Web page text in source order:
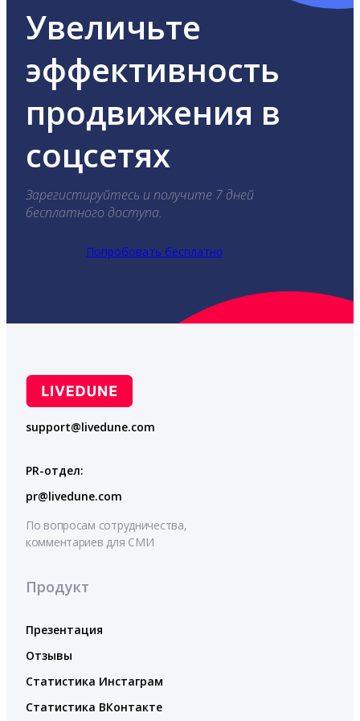
Увеличьте
эффективность
продвижения в
соцсетях
Зарегистируйтесь и получите 7 дней
бесплатного доступа.
Попробовать бесплатно
support@livedune.com
PR-отдел:
pr@livedune.com
По вопросам сотрудничества,
комментариев для СМИ
Продукт
Презентация
Отзывы
Статистика Инстаграм
Статистика ВКонтакте